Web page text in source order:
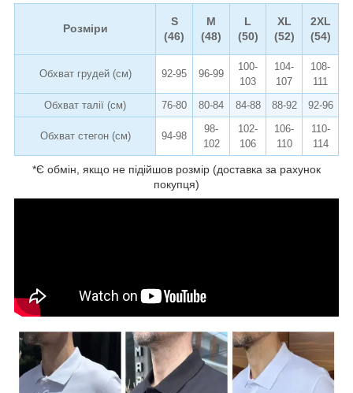
Розміри
S
(46)
M
(48)
L
(50)
XL
(52)
2XL
(54)
Обхват грудей (см) 92-95 96-99
100-
103
104-
107
108-
111
Обхват талії (см)
76-80 80-84 84-88 88-92 92-96
Обхват стегон (см) 94-98
98-
102
102-
106
106-
110
110-
114
*Є обмін, якщо не підійшов розмір (доставка за рахунок
покупця)